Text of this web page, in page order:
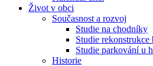
Život v obci
Současnost a rozvoj
Studie na chodníky
Studie
Studie parkování u
Historie